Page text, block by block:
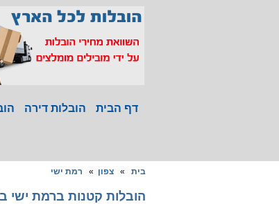
דף הבית הובלות דירה
בית » צפון » רמת ישי
הובלות קטנות ברמת ישי במחיר